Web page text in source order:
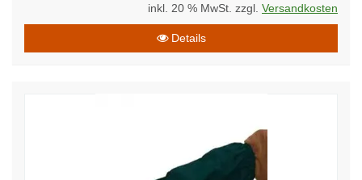
inkl. 20 % MwSt. zzgl. Versandkosten
Details